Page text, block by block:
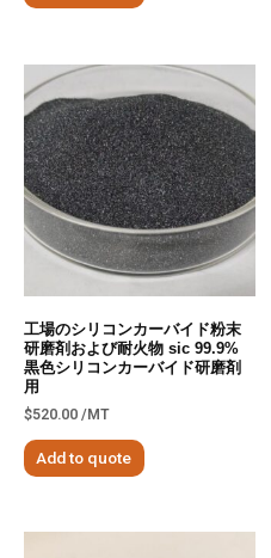
工場のシリコンカーバイド粉末
研磨剤および耐火物 sic 99.9%
黒色シリコンカーバイド研磨剤
用
$520.00 /MT
Add to quote